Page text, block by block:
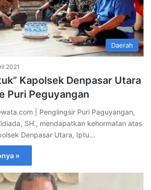
Daerah
2021
Kapolsek Denpasar Utara
Puri Peguyangan
| Penglingsir Puri Paguyangan,
SH., mendapatkan kehormatan atas
Denpasar Utara, Iptu…
»